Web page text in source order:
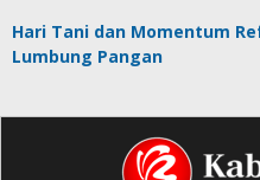
Hari Tani dan Momentum
Lumbung Pangan